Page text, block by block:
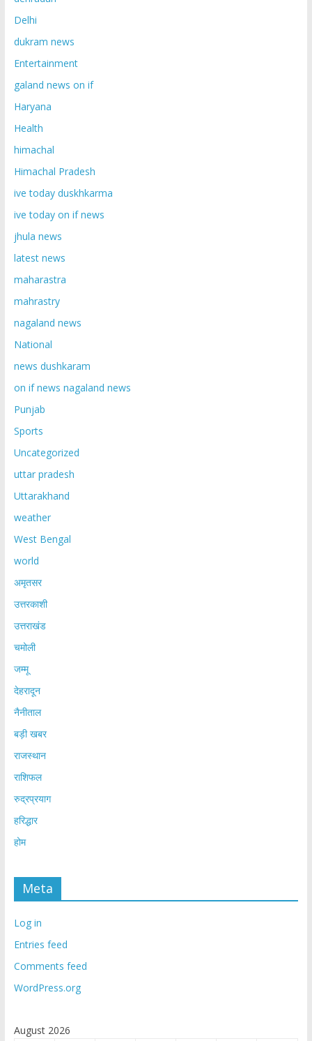
Delhi
dukram news
Entertainment
galand news on if
Haryana
Health
himachal
Himachal Pradesh
ive today duskhkarma
ive today on if news
jhula news
latest news
maharastra
mahrastry
nagaland news
National
news dushkaram
on if news nagaland news
Punjab
Sports
Uncategorized
uttar pradesh
Uttarakhand
weather
West Bengal
world
अमृतसर
उत्तरकाशी
उत्तराखंड
चमोली
जम्मू
देहरादून
नैनीताल
बड़ी खबर
राजस्थान
राशिफल
रुद्रप्रयाग
हरिद्धार
होम
Meta
Log in
Entries feed
Comments feed
WordPress.org
August 2026